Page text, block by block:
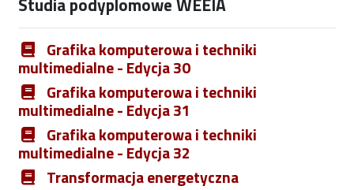
Grafika komputerowa i techniki
multimedialne - Edycja 30
Grafika komputerowa i techniki
multimedialne - Edycja 31
Grafika komputerowa i techniki
multimedialne - Edycja 32
Transformacja energetyczna